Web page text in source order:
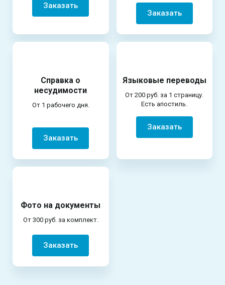
Заказать
Заказать
Справка о
несудимости
От 1 рабочего дня.
Заказать
Языковые переводы
От 200 руб. за 1 страницу.
Есть апостиль.
Заказать
Фото на документы
От 300 руб. за комплект.
Заказать